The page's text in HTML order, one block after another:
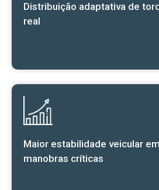
Distribuição adaptativa de
real
Maior estabilidade veicular
manobras críticas